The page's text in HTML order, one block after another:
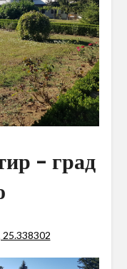
– град
25.338302